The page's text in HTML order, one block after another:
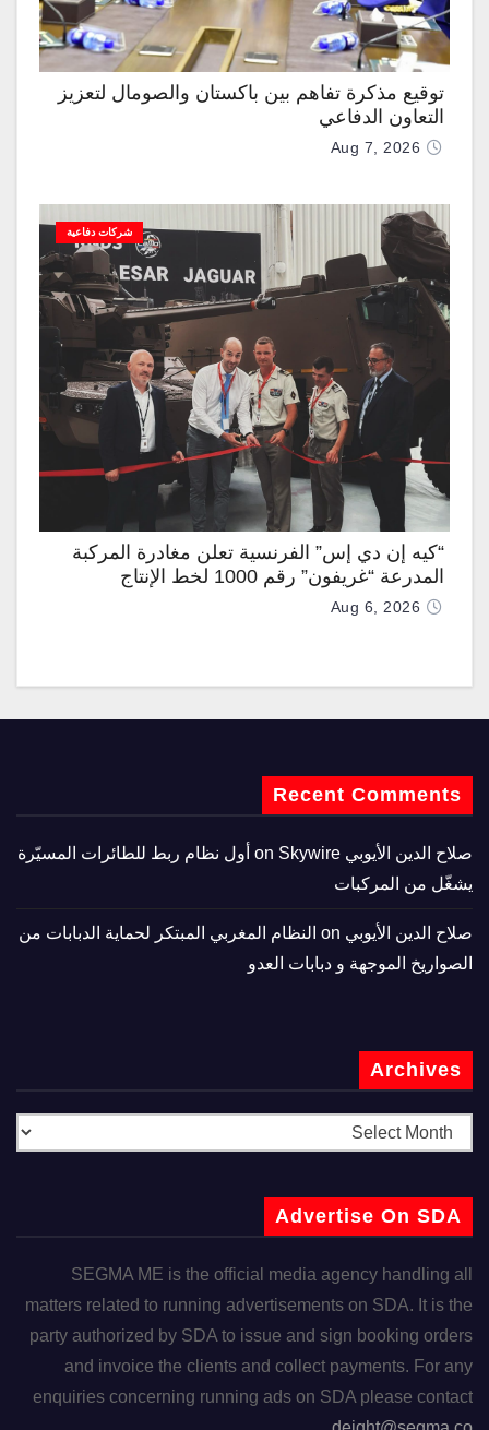
توقيع مذكرة تفاهم بين باكستان والصومال لتعزيز
التعاون الدفاعي
Aug 7, 2026
شركات دفاعية
“كيه إن دي إس” الفرنسية تعلن مغادرة المركبة
المدرعة “غريفون” رقم 1000 لخط الإنتاج
Aug 6, 2026
Recent Comments
صلاح الدين الأيوبي
Skywire أول نظام ربط للطائرات المسيّرة
يشغّل من المركبات
صلاح الدين الأيوبي
النظام المغربي المبتكر لحماية الدبابات من
الصواريخ الموجهة و دبابات العدو
Archives
Advertise On SDA
SEGMA ME is the official media agency handling all
matters related to running advertisements on SDA. It is the
party authorized by SDA to issue and sign booking orders
and invoice the clients and collect payments. For any
enquiries concerning running ads on SDA please contact